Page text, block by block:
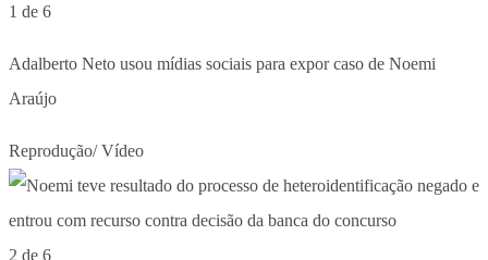
1 de 6
Adalberto Neto usou mídias sociais para expor caso de Noemi
Araújo
Reprodução/ Vídeo
2 de 6